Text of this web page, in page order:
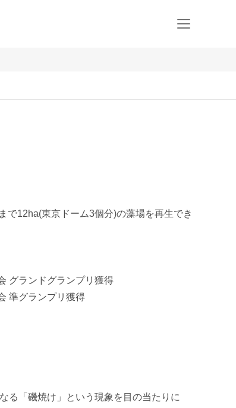
12ha(東京ドーム3個分)の藻場を再生でき
グランドグランプリ獲得
準グランプリ獲得
る「磯焼け」という現象を目の当たりに